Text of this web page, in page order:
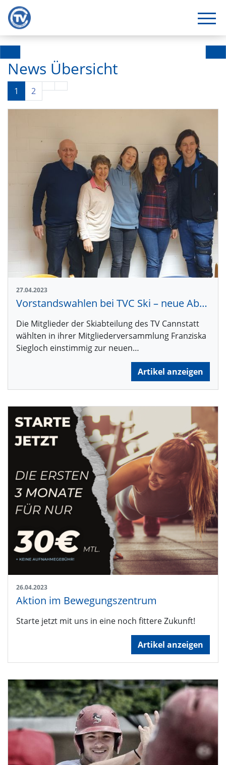
News Übersicht
1 2
27.04.2023
Vorstandswahlen bei TVC Ski – neue Abteilungsleitung gewählt
Die Mitglieder der Skiabteilung des TV Cannstatt
wählten in ihrer Mitgliederversammlung Franziska
Siegloch einstimmig zur neuen…
Artikel anzeigen
26.04.2023
Aktion im Bewegungszentrum
Starte jetzt mit uns in eine noch fittere Zukunft!
Artikel anzeigen